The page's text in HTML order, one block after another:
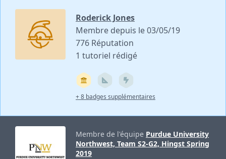
Roderick Jones
Membre depuis le 03/05/19
776 Réputation
1 tutoriel rédigé
+ 8 badges supplémentaires
Membre de l'équipe Purdue University
Northwest, Team S2-G2, Hingst Spring
2019